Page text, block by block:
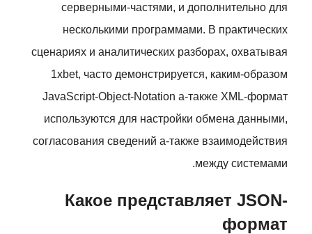
серверными-частями, и дополнительно для
несколькими программами. В практических
сценариях и аналитических разборах, охватывая
1xbet, часто демонстрируется, каким-образом
JavaScript-Object-Notation а-также XML-формат
используются для настройки обмена данными,
согласования сведений а-также взаимодействия
между системами.
Какое представляет JSON-
формат